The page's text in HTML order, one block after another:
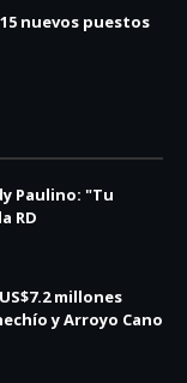
nuevos puestos
Paulino: "Tu
RD
millones
y Arroyo Cano